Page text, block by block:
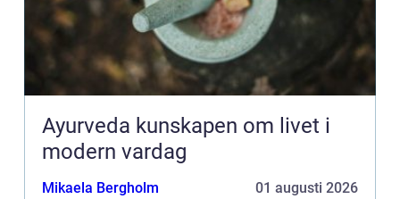
Ayurveda kunskapen om livet i
modern vardag
Mikaela Bergholm 01 augusti 2026